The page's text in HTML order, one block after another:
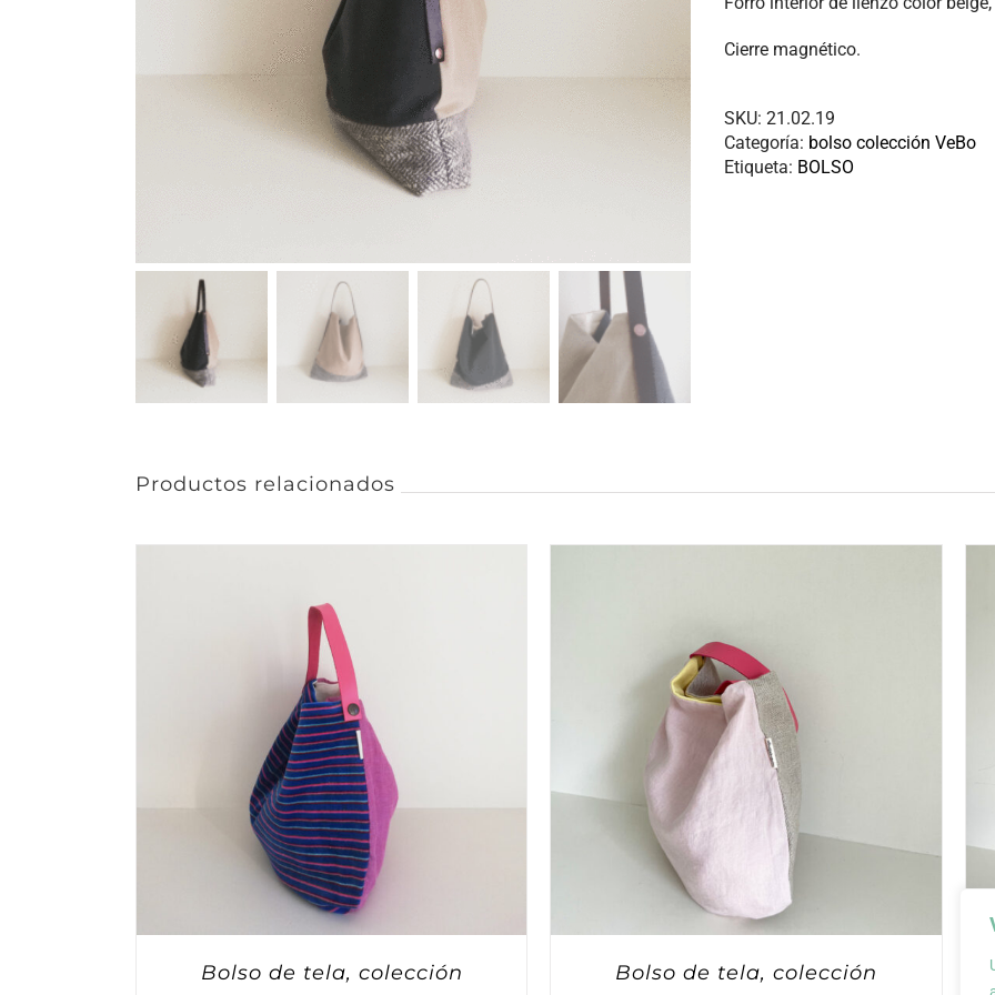
Cierre magnético.
SKU: 21.02.19
Categoría: bolso colección VeBo
Etiqueta: BOLSO
Productos relacionados
Bolso de tela, colección
Bolso de tela, colección